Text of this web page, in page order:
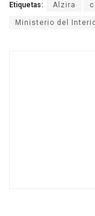
Etiquetas: Alzira
Ministerio del